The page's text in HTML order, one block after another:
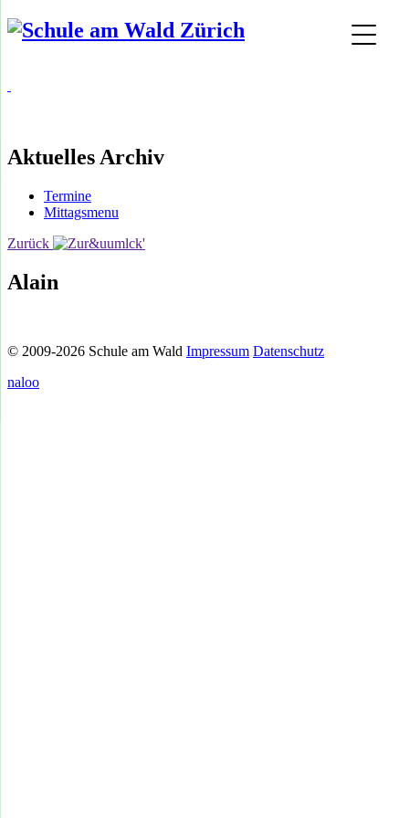
Aktuelles Archiv
Termine
Mittagsmenu
Zurück
Alain
© 2009-2026 Schule am Wald Impressum Datenschutz
naloo